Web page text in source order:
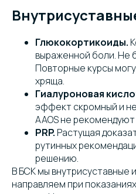
Глюкокортикоиды.
выраженной боли. Не
Повторные курсы
хряща.
Гиалуроновая
эффект скромный и
AAOS не
PRP. Растущая
рутинных
решению.
В БСК мы внутрисуставные
направляем при